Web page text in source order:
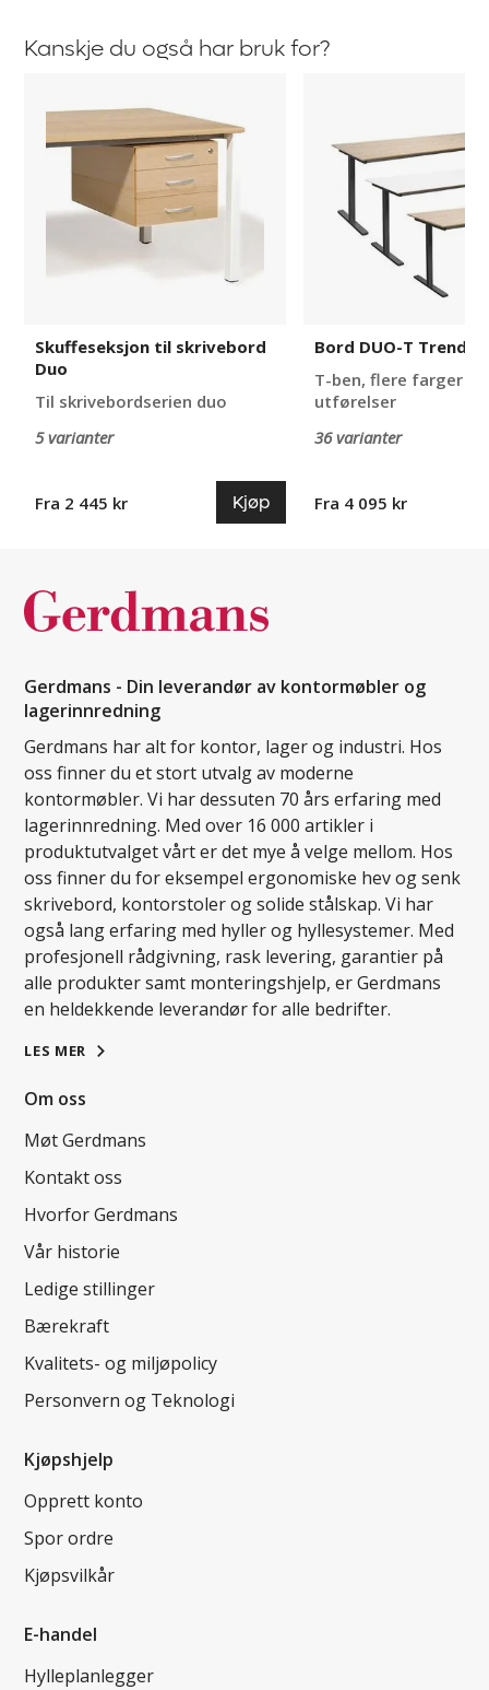
Kanskje du også har bruk for?
skrivebord
Skuffeseksjon til skrivebord
Duo
Til skrivebordserien duo
5 varianter
Fra 2 445 kr Kjøp
Trend
Bord DUO-T Trend
T-ben, flere farger og
utførelser
36 varianter
Fra 4 095 kr
Gerdmans - Din leverandør av kontormøbler og
lagerinnredning
Gerdmans har alt for kontor, lager og industri. Hos
oss finner du et stort utvalg av moderne
kontormøbler. Vi har dessuten 70 års erfaring med
lagerinnredning. Med over 16 000 artikler i
produktutvalget vårt er det mye å velge mellom. Hos
oss finner du for eksempel ergonomiske hev og senk
skrivebord, kontorstoler og solide stålskap. Vi har
også lang erfaring med hyller og hyllesystemer. Med
profesjonell rådgivning, rask levering, garantier på
alle produkter samt monteringshjelp, er Gerdmans
en heldekkende leverandør for alle bedrifter.
LES MER
Om oss
Møt Gerdmans
Kontakt oss
Hvorfor Gerdmans
Vår historie
Ledige stillinger
Bærekraft
Kvalitets- og miljøpolicy
Personvern og Teknologi
Kjøpshjelp
Opprett konto
Spor ordre
Kjøpsvilkår
E-handel
Hylleplanlegger